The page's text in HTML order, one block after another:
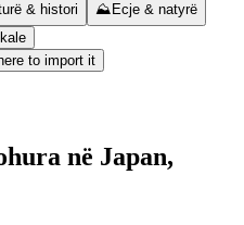
& histori ⛰️ Ecje & natyrë
to import it
në Japan,